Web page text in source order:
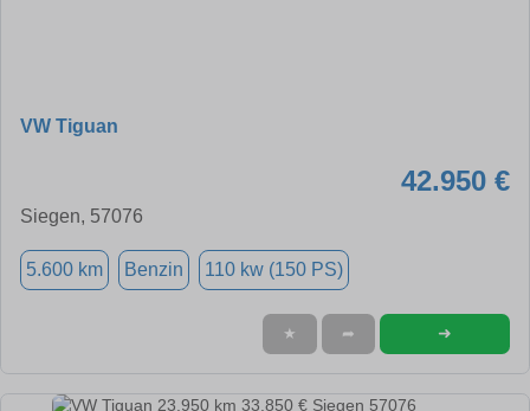
VW Tiguan
42.950 €
Siegen, 57076
5.600 km Benzin 110 kw (150 PS)
★ ➦ ➜